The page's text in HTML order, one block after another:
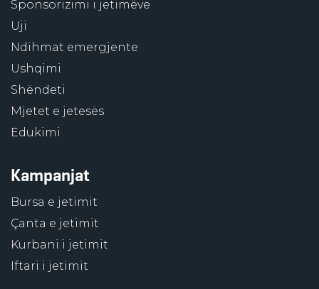
Sponsorizimi i jetimëve
Uji
Ndihmat emergjente
Ushqimi
Shëndeti
Mjetet e jetesës
Edukimi
Kampanjat
Bursa e jetimit
Çanta e jetimit
Kurbani i jetimit
Iftari i jetimit